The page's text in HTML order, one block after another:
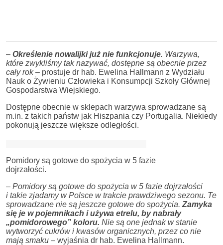
– Określenie nowalijki już nie funkcjonuje. Warzywa,
które zwykliśmy tak nazywać, dostępne są obecnie przez
cały rok – prostuje dr hab. Ewelina Hallmann z Wydziału
Nauk o Żywieniu Człowieka i Konsumpcji Szkoły Głównej
Gospodarstwa Wiejskiego.
Dostępne obecnie w sklepach warzywa sprowadzane są
m.in. z takich państw jak Hiszpania czy Portugalia. Niekiedy
pokonują jeszcze większe odległości.
Pomidory są gotowe do spożycia w 5 fazie
dojrzałości.
– Pomidory są gotowe do spożycia w 5 fazie dojrzałości
i takie zjadamy w Polsce w trakcie prawdziwego sezonu. Te
sprowadzane nie są jeszcze gotowe do spożycia. Zamyka
się je w pojemnikach i używa etrelu, by nabrały
„pomidorowego” koloru. Nie są one jednak w stanie
wytworzyć cukrów i kwasów organicznych, przez co nie
mają smaku – wyjaśnia dr hab. Ewelina Hallmann.